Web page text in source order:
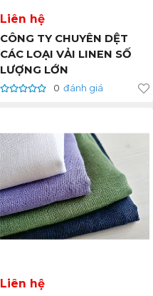
Liên hệ
CÔNG TY CHUYÊN DỆT
CÁC LOẠI VẢI LINEN SỐ
LƯỢNG LỚN
0 đánh giá
Liên hệ